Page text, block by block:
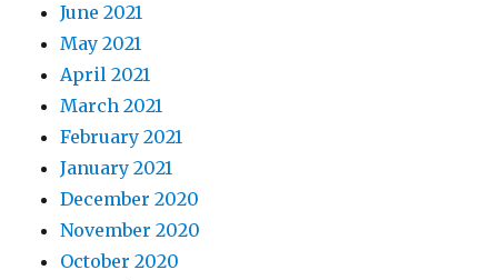
June 2021
May 2021
April 2021
March 2021
February 2021
January 2021
December 2020
November 2020
October 2020